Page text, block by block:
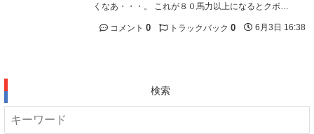
くなあ・・・。 これが８０馬力以上になるとクボ…
コメント 0 トラックバック 0 6月3日 16:38
検索